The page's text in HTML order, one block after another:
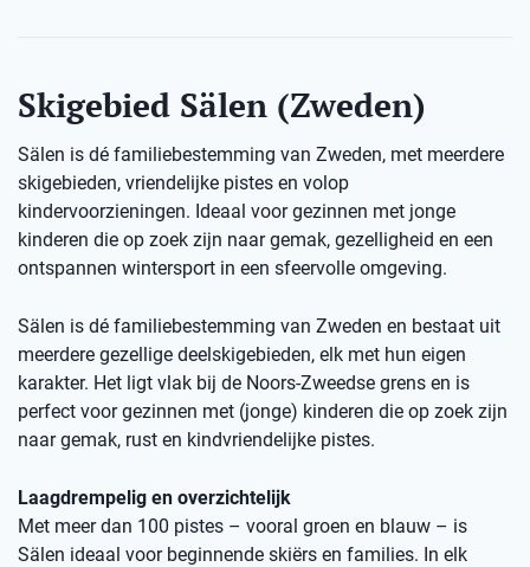
Skigebied Sälen (Zweden)
Sälen is dé familiebestemming van Zweden, met meerdere
skigebieden, vriendelijke pistes en volop
kindervoorzieningen. Ideaal voor gezinnen met jonge
kinderen die op zoek zijn naar gemak, gezelligheid en een
ontspannen wintersport in een sfeervolle omgeving.
Sälen is dé familiebestemming van Zweden en bestaat uit
meerdere gezellige deelskigebieden, elk met hun eigen
karakter. Het ligt vlak bij de Noors-Zweedse grens en is
perfect voor gezinnen met (jonge) kinderen die op zoek zijn
naar gemak, rust en kindvriendelijke pistes.
Laagdrempelig en overzichtelijk
Met meer dan 100 pistes – vooral groen en blauw – is
Sälen ideaal voor beginnende skiërs en families. In elk